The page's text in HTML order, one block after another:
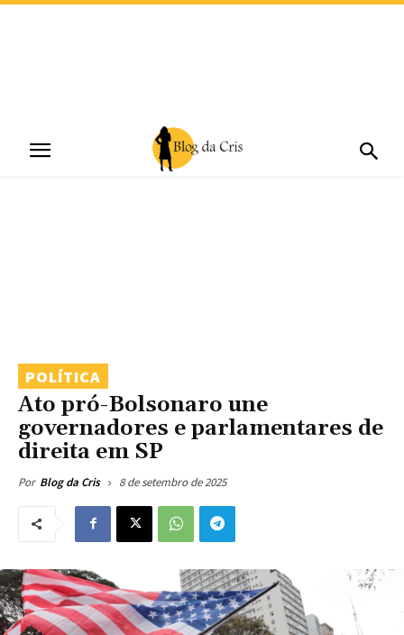
POLÍTICA
Ato pró-Bolsonaro une
governadores e parlamentares de
direita em SP
Por Blog da Cris 8 de setembro de 2025